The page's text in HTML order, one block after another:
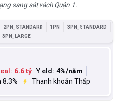
sang sát vách Quận 1.
2PN_STANDARD 1PN
3PN_STANDARD
3PN_LARGE
6.6 tỷ Yield: 4%/năm
8.3% Thanh khoản Thấp